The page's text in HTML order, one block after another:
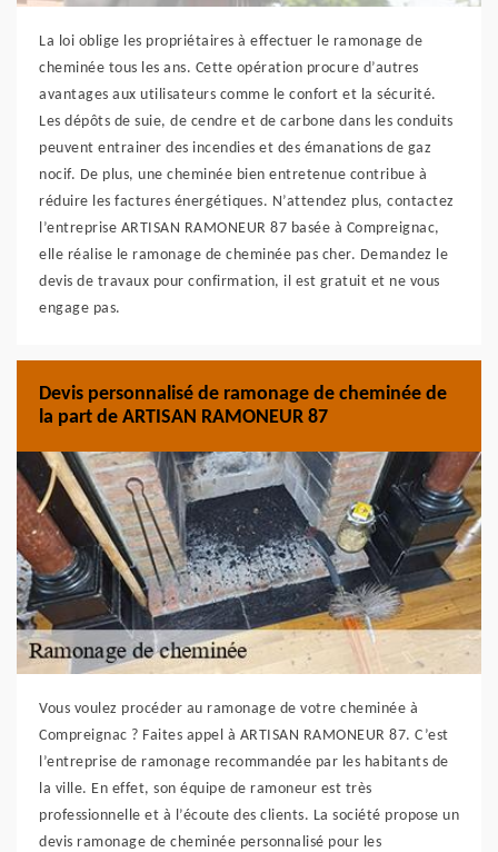
La loi oblige les propriétaires à effectuer le ramonage de
cheminée tous les ans. Cette opération procure d’autres
avantages aux utilisateurs comme le confort et la sécurité.
Les dépôts de suie, de cendre et de carbone dans les conduits
peuvent entrainer des incendies et des émanations de gaz
nocif. De plus, une cheminée bien entretenue contribue à
réduire les factures énergétiques. N’attendez plus, contactez
l’entreprise ARTISAN RAMONEUR 87 basée à Compreignac,
elle réalise le ramonage de cheminée pas cher. Demandez le
devis de travaux pour confirmation, il est gratuit et ne vous
engage pas.
Devis personnalisé de ramonage de cheminée de
la part de ARTISAN RAMONEUR 87
Vous voulez procéder au ramonage de votre cheminée à
Compreignac ? Faites appel à ARTISAN RAMONEUR 87. C’est
l’entreprise de ramonage recommandée par les habitants de
la ville. En effet, son équipe de ramoneur est très
professionnelle et à l’écoute des clients. La société propose un
devis ramonage de cheminée personnalisé pour les